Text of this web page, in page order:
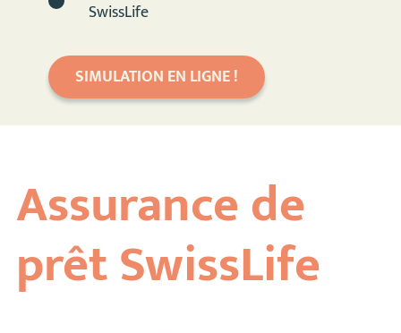
SwissLife
SIMULATION EN LIGNE !
Assurance de
prêt SwissLife